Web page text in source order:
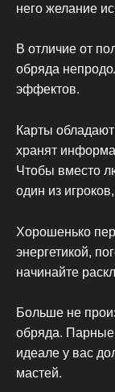
него желание
В отличие от
обряда
эффектов.
Карты
хранят
Чтобы вместо
один из
Хорошенько
энергетикой,
начинайте
Больше не
обряда. Парные
идеале у вас
мастей.